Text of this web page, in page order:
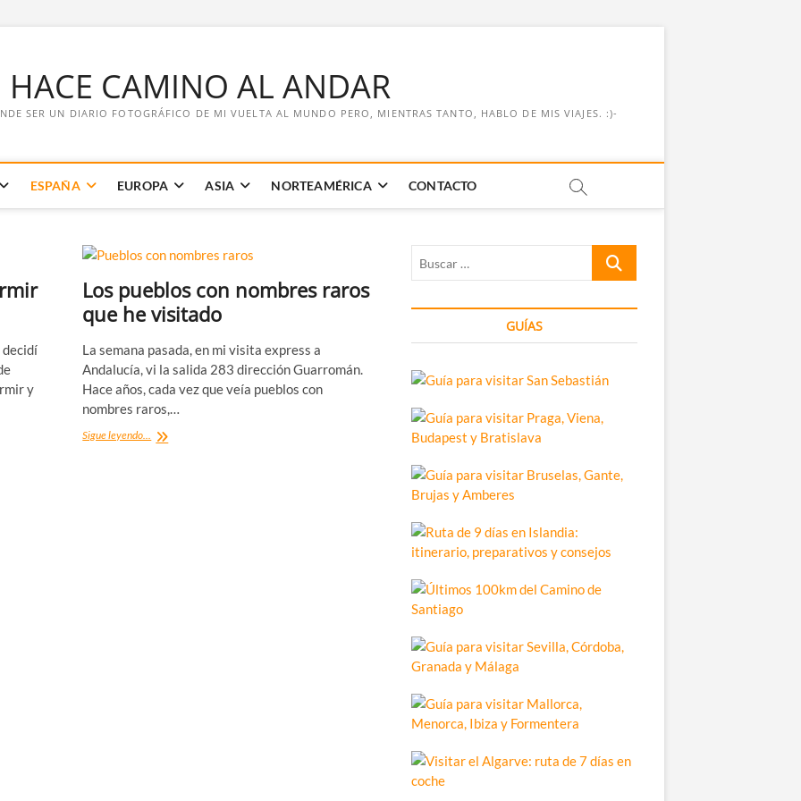
HACE CAMINO AL ANDAR
SER UN DIARIO FOTOGRÁFICO DE MI VUELTA AL MUNDO PERO, MIENTRAS TANTO, HABLO DE MIS VIAJES. :)-
ESPAÑA EUROPA ASIA NORTEAMÉRICA CONTACTO
decidí
y
Los pueblos con nombres raros
que he visitado
La semana pasada, en mi visita express a
Andalucía, vi la salida 283 dirección Guarromán.
Hace años, cada vez que veía pueblos con
nombres raros,…
Sigue leyendo... Los
Buscar
GUÍAS